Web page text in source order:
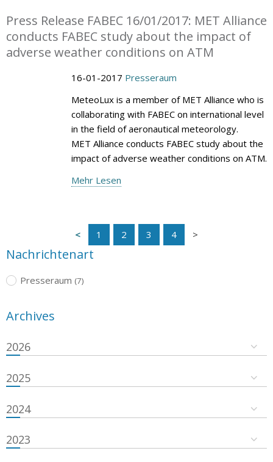
Press Release FABEC 16/01/2017: MET Alliance
conducts FABEC study about the impact of
adverse weather conditions on ATM
16-01-2017 Presseraum
MeteoLux is a member of MET Alliance who is
collaborating with FABEC on international level
in the field of aeronautical meteorology.
MET Alliance conducts FABEC study about the
impact of adverse weather conditions on ATM.
Mehr Lesen
1 2 3 4
Nachrichtenart
Presseraum (7)
Archives
2026
2025
2024
2023